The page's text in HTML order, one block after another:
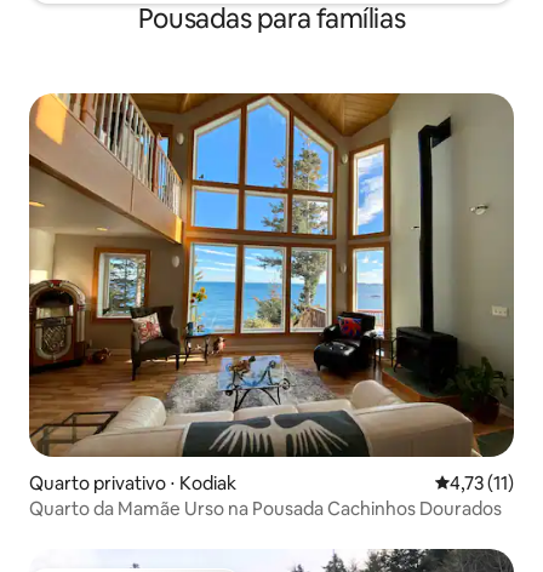
Pousadas para famílias
Quarto privativo ⋅ Kodiak 4,73 de uma
4,73 (11)
Quarto da Mamãe Urso na Pousada Cachinhos Dourados